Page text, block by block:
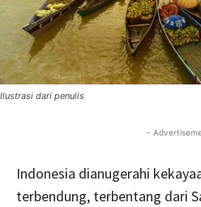
Ilustrasi dari penulis
-
Indonesia dianugerahi
terbendung, terbentang dari